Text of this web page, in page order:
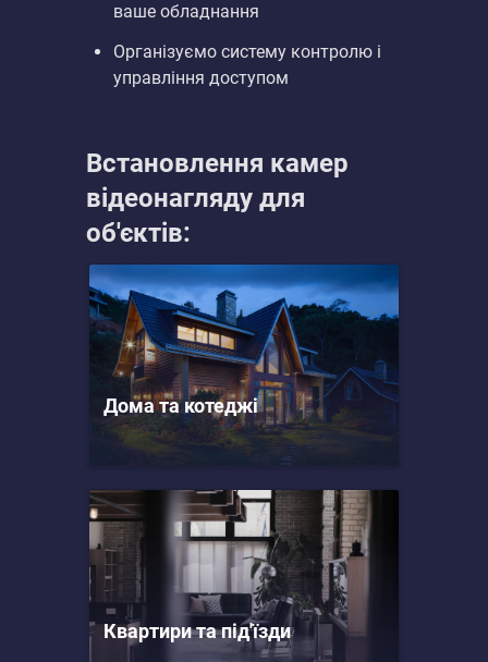
ваше обладнання
Організуємо систему контролю і
управління доступом
Встановлення камер
відеонагляду для
об'єктів:
Дома та котеджі
Квартири та під'їзди